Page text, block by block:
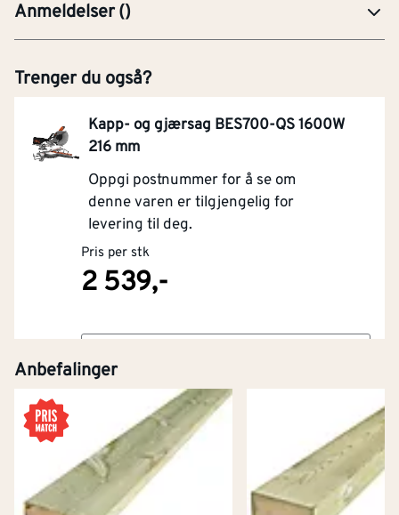
Anmeldelser()
Trenger du også?
Kapp- og gjærsag BES700-QS 1600W
216 mm
Oppgi postnummer for å se om
denne varen er tilgjengelig for
levering til deg.
Pris per stk
2 539,-
Anbefalinger